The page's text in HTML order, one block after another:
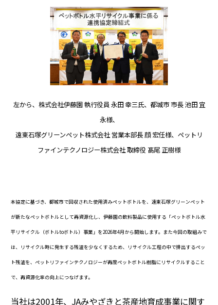
学会発表・論文
サイエンスキャッスル研究費
共同研究公募制度 伊藤園ウェルネスフォーラム
研究開発トップ
業績・財務情報
株式関連情報
IRイベント
IRライブラリ
ディスクロージャーポリシー
よくいただくご質問
商品情報サイト
グローバルサイト お問い合わせ
左から、株式会社伊藤園 執行役員 永田 幸三氏、都城市 市長 池田 宜
永様、
遠東石塚グリーンペット株式会社 営業本部長 顔 宏任様、ペットリ
ファインテクノロジー株式会社 取締役 髙尾 正樹様
本協定に基づき、都城市で回収された使用済みペットボトルを、遠東石塚グリーンペット
が新たなペットボトルとして再資源化し、伊藤園の飲料製品に使用する「ペットボトル水
平リサイクル（ボトルtoボトル）事業」を2026年4月から開始します。また今回の取組みで
は、リサイクル時に発生する残渣を少なくするため、リサイクル工程の中で排出するペッ
ト残渣を、ペットリファインテクノロジーが再度ペットボトル樹脂にリサイクルすること
で、再資源化率の向上につなげます。
当社は2001年、JAみやざきと茶産地育成事業に関す